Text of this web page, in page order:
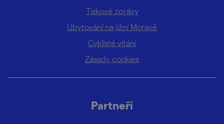
Tiskové zprávy
Ubytování na jižní Moravě
Cyklisté vítáni
Zásady cookies
Partneři